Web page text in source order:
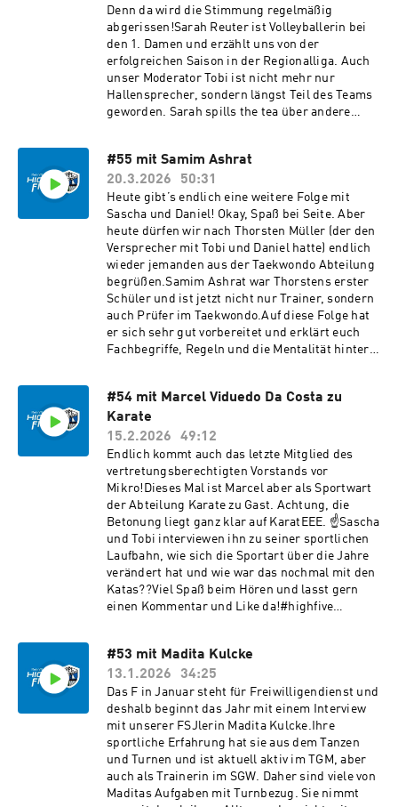
Denn da wird die Stimmung regelmäßig
abgerissen!Sarah Reuter ist Volleyballerin bei
den 1. Damen und erzählt uns von der
erfolgreichen Saison in der Regionalliga. Auch
unser Moderator Tobi ist nicht mehr nur
Hallensprecher, sondern längst Teil des Teams
geworden. Sarah spills the tea über andere
Saison sich trotzdem ein bisschen nach
verlieren anfühlt.Viel Spaß beim Zuhören!Über
Feedback freuen wir uns wie immer in den
Kommentaren oder per E-Mail an podcast@vfl-
geesthacht.de.#highfive #meinvfl
#55 mit Samim Ashrat
20.3.2026
50:31
Heute gibt’s endlich eine weitere Folge mit
Sascha und Daniel! Okay, Spaß bei Seite. Aber
heute dürfen wir nach Thorsten Müller (der den
Versprecher mit Tobi und Daniel hatte) endlich
wieder jemanden aus der Taekwondo Abteilung
begrüßen.Samim Ashrat war Thorstens erster
Schüler und ist jetzt nicht nur Trainer, sondern
auch Prüfer im Taekwondo.Auf diese Folge hat
er sich sehr gut vorbereitet und erklärt euch
Fachbegriffe, Regeln und die Mentalität hinter
unbedingt reinhören!Über Feedback freuen wir
uns an podcast@vfl-geesthacht.de oder als
Kommentar zu dieser Folge.Viel Spaß beim
Hören!#meinvfl #highfive
#54 mit Marcel Viduedo Da Costa zu
Karate
15.2.2026
49:12
Endlich kommt auch das letzte Mitglied des
vertretungsberechtigten Vorstands vor
Mikro!Dieses Mal ist Marcel aber als Sportwart
der Abteilung Karate zu Gast. Achtung, die
Betonung liegt ganz klar auf KaratEEE. ☝️Sascha
und Tobi interviewen ihn zu seiner sportlichen
Laufbahn, wie sich die Sportart über die Jahre
verändert hat und wie war das nochmal mit den
Katas??Viel Spaß beim Hören und lasst gern
einen Kommentar und Like da!#highfive
#53 mit Madita Kulcke
13.1.2026
34:25
Das F in Januar steht für Freiwilligendienst und
deshalb beginnt das Jahr mit einem Interview
mit unserer FSJlerin Madita Kulcke.Ihre
sportliche Erfahrung hat sie aus dem Tanzen
und Turnen und ist aktuell aktiv im TGM, aber
auch als Trainerin im SGW. Daher sind viele von
Maditas Aufgaben mit Turnbezug. Sie nimmt